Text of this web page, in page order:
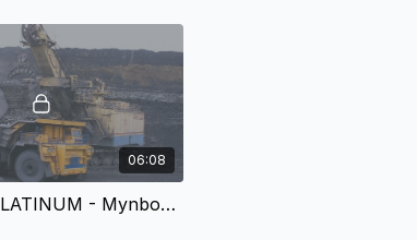
06:08
Tema 10 - PLATINUM - Mynbou en die Omgewing